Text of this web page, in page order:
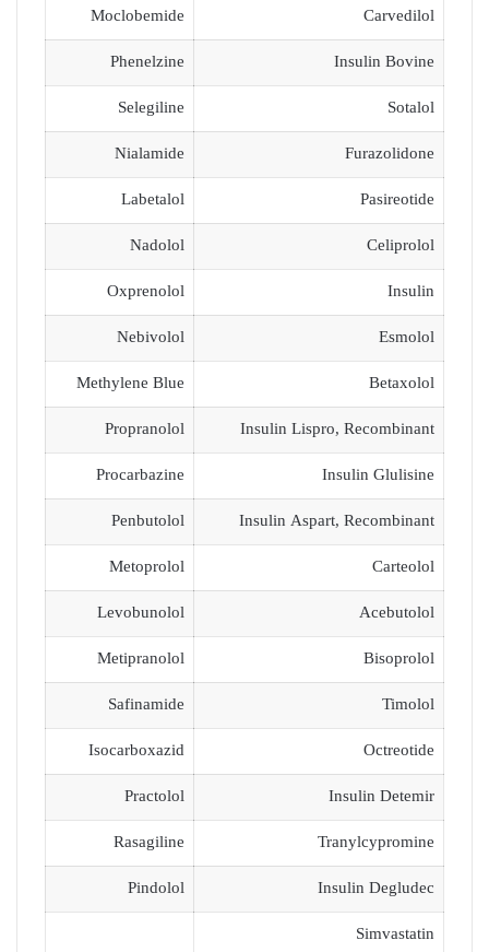
Carvedilol
Moclobemide
Insulin Bovine
Phenelzine
Sotalol
Selegiline
Furazolidone
Nialamide
Pasireotide
Labetalol
Celiprolol
Nadolol
Insulin
Oxprenolol
Esmolol
Nebivolol
Betaxolol
Methylene Blue
Insulin Lispro, Recombinant
Propranolol
Insulin Glulisine
Procarbazine
Insulin Aspart, Recombinant
Penbutolol
Carteolol
Metoprolol
Acebutolol
Levobunolol
Bisoprolol
Metipranolol
Timolol
Safinamide
Octreotide
Isocarboxazid
Insulin Detemir
Practolol
Tranylcypromine
Rasagiline
Insulin Degludec
Pindolol
Simvastatin